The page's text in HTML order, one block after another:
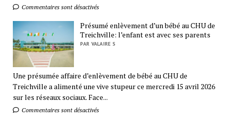
Commentaires sont désactivés
Présumé enlèvement d’un bébé au CHU de
Treichville: l’enfant est avec ses parents
PAR VALAIRE S
Une présumée affaire d’enlèvement de bébé au CHU de
Treichville a alimenté une vive stupeur ce mercredi 15 avril 2026
sur les réseaux sociaux. Face...
Commentaires sont désactivés